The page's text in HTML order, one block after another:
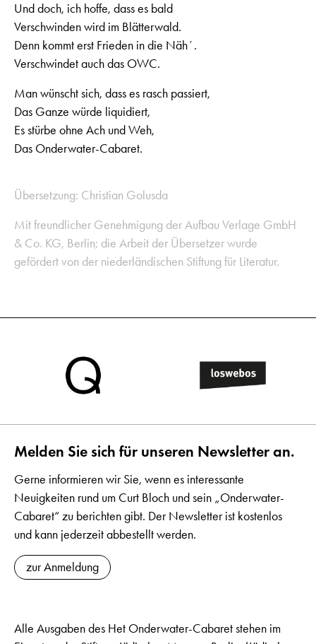
Und doch, ich hoffe, dass es bald
Verschwinden wird im Blätterwald.
Denn kommt erst Frieden in die Nähʼ.
Verschwindet auch das OWC.
Man wünscht sich, dass es rasch passiert,
Das Ganze würde liquidiert,
Es stürbe ohne Ach und Weh,
Das Onderwater-Cabaret.
Übersetzung: Christian Golusda
Mit freundlicher Genehmigung der Aufbau Verlage GmbH
& Co. KG, Berlin; die Arbeit der Übersetzer wurde
gefördert von der niederländischen Stiftung für Literatur.
Melden Sie sich für unseren Newsletter an.
Gerne informieren wir Sie, wenn es interessante
Neuigkeiten rund um Curt Bloch und sein „Onderwater-
Cabaret“ zu berichten gibt. Der Newsletter ist kostenlos
und kann jederzeit abbestellt werden.
zur Anmeldung
Alle Ausgaben des Het Onderwater-Cabaret stehen im